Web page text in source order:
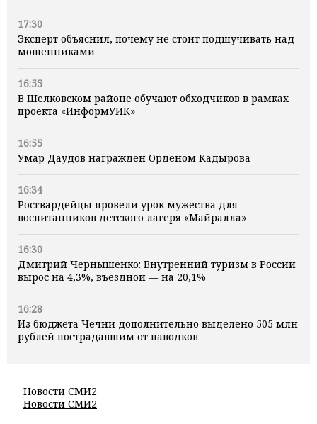
17:30
Эксперт объяснил, почему не стоит подшучивать над
мошенниками
16:55
В Шелковском районе обучают обходчиков в рамках
проекта «ИнформУИК»
16:55
Умар Даудов награжден Орденом Кадырова
16:34
Росгвардейцы провели урок мужества для
воспитанников детского лагеря «Майралла»
16:30
Дмитрий Чернышенко: Внутренний туризм в России
вырос на 4,3%, въездной — на 20,1%
16:28
Из бюджета Чечни дополнительно выделено 505 млн
рублей пострадавшим от паводков
Новости СМИ2
Новости СМИ2